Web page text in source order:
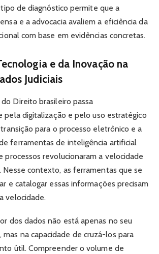
de diagnóstico permite que a
e a advocacia avaliem a eficiência da
com base em evidências concretas.
e da Inovação na
Judiciais
Direito brasileiro passa
pela digitalização e pelo uso estratégico
para o processo eletrônico e a
ferramentas de inteligência artificial
processos revolucionaram a velocidade
Nesse contexto, as ferramentas que se
e catalogar essas informações precisam
velocidade.
dos dados não está apenas no seu
na capacidade de cruzá-los para
útil. Compreender o volume de